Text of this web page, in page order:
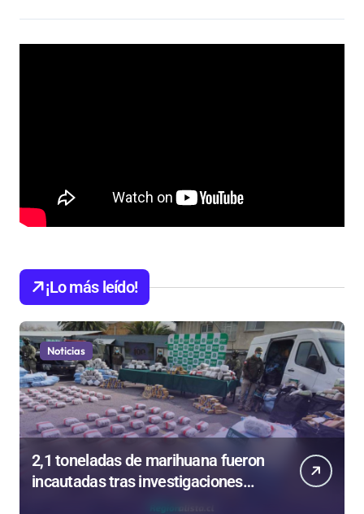
¡Lo más leído!
Noticias
2,1 toneladas de marihuana fueron
incautadas tras investigaciones